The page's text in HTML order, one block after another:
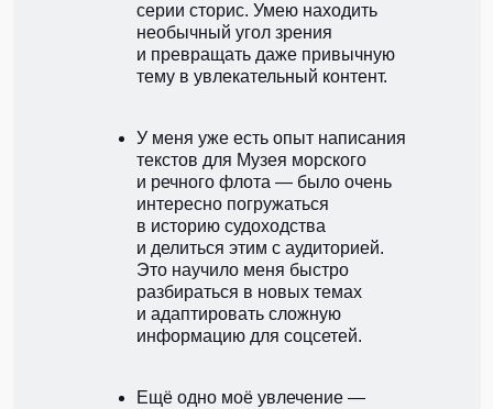
серии сторис. Умею находить
необычный угол зрения
и превращать даже привычную
тему в увлекательный контент.
У меня уже есть опыт написания
текстов для Музея морского
и речного флота — было очень
интересно погружаться
в историю судоходства
и делиться этим с аудиторией.
Это научило меня быстро
разбираться в новых темах
и адаптировать сложную
информацию для соцсетей.
Ещё одно моё увлечение —